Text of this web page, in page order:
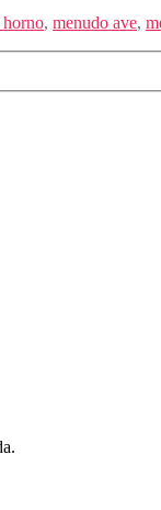
horno, menudo ave,